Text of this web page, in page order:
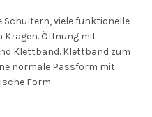
viele funktionelle
Kragen. Öffnung mit
Klettband. Klettband zum
normale Passform mit
Form.